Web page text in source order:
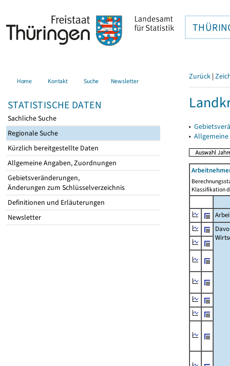
Home Kontakt Suche Newsletter
STATISTISCHE DATEN
Sachliche Suche
Regionale Suche
Kürzlich bereitgestellte Daten
Allgemeine Angaben, Zuordnungen
Gebietsveränderungen,
Änderungen zum Schlüsselverzeichnis
Definitionen und Erläuterungen
Newsletter
Zurück |
▸
▸
Klassifikation